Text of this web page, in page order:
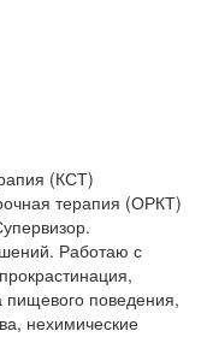
(КСТ)
терапия (ОРКТ)
Работаю с
пищевого поведения,
нехимические